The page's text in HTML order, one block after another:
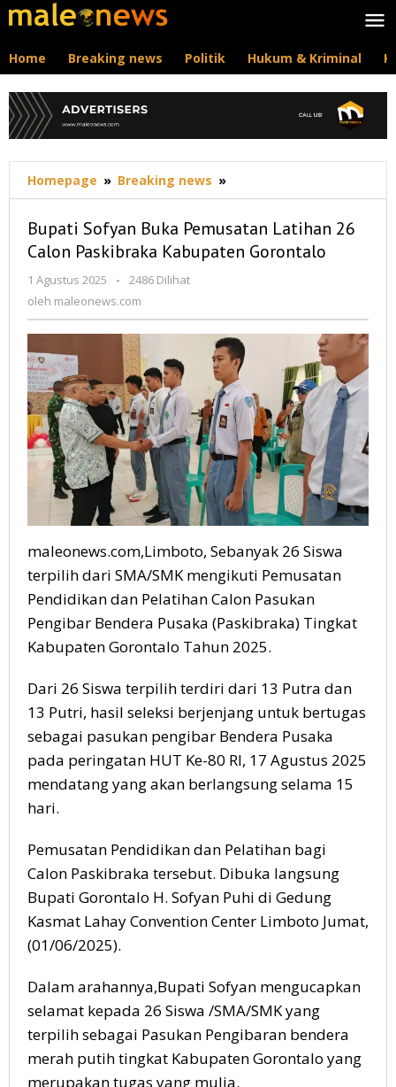
Lewati
ke
Home Breaking news Politik Hukum & Kriminal
Homepage » Breaking news »
Sofyan
Pemusatan
Latihan
Gorontalo
Bupati Sofyan Buka Pemusatan Latihan 26
Calon Paskibraka Kabupaten Gorontalo
1 Agustus 2025
oleh
-
2486 Dilihat
oleh maleonews.com
maleonews.com,Limboto, Sebanyak 26 Siswa
terpilih dari SMA/SMK mengikuti Pemusatan
Pendidikan dan Pelatihan Calon Pasukan
Pengibar Bendera Pusaka (Paskibraka) Tingkat
Kabupaten Gorontalo Tahun 2025.
Dari 26 Siswa terpilih terdiri dari 13 Putra dan
13 Putri, hasil seleksi berjenjang untuk bertugas
sebagai pasukan pengibar Bendera Pusaka
pada peringatan HUT Ke-80 RI, 17 Agustus 2025
mendatang yang akan berlangsung selama 15
hari.
Pemusatan Pendidikan dan Pelatihan bagi
Calon Paskibraka tersebut. Dibuka langsung
Bupati Gorontalo H. Sofyan Puhi di Gedung
Kasmat Lahay Convention Center Limboto Jumat,
(01/06/2025).
Dalam arahannya,Bupati Sofyan mengucapkan
selamat kepada 26 Siswa /SMA/SMK yang
terpilih sebagai Pasukan Pengibaran bendera
merah putih tingkat Kabupaten Gorontalo yang
merupakan tugas yang mulia.